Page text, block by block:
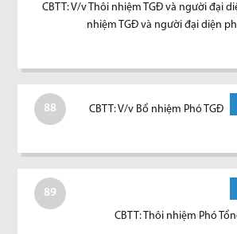
CBTT: V/v Thôi nhiệm TGĐ và người đại
nhiệm TGĐ và người đại diện
88 CBTT: V/v Bổ nhiệm Phó TGĐ
89
CBTT: Thôi nhiệm Phó